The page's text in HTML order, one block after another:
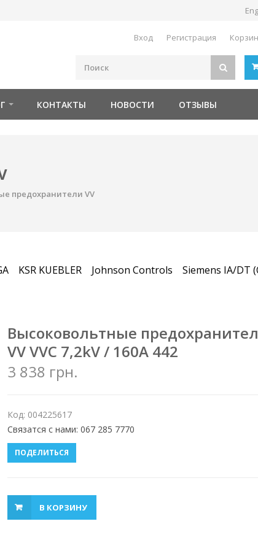
Вход Регистрация
КОНТАКТЫ НОВОСТИ ОТЗЫВЫ
предохранители VV
KSR KUEBLER Johnson Controls
Siemens IA/DT
Высоковольтные
VV VVC 7,2kV / 160A 442
3 838 грн.
Код: 004225617
Связатся с нами: 067 285 7770
ПОДЕЛИТЬСЯ
В КОРЗИНУ